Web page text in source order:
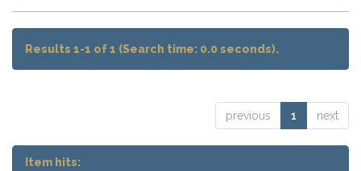
Results 1-1 of 1 (Search time: 0.0 seconds).
previous 1 next
Item hits: